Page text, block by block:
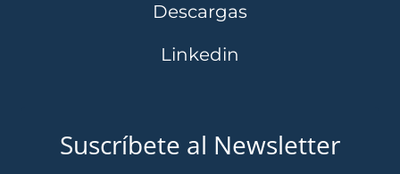
Descargas
Linkedin
Suscríbete al Newsletter